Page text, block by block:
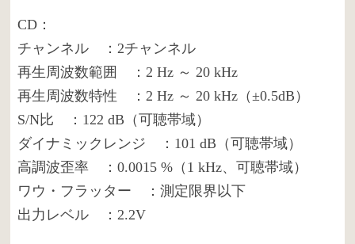
CD：
チャンネル ：2チャンネル
再生周波数範囲 ：2 Hz ～ 20 kHz
再生周波数特性 ：2 Hz ～ 20 kHz（±0.5dB）
S/N比 ：122 dB（可聴帯域）
ダイナミックレンジ ：101 dB（可聴帯域）
高調波歪率 ：0.0015 %（1 kHz、可聴帯域）
ワウ・フラッター ：測定限界以下
出力レベル ：2.2V